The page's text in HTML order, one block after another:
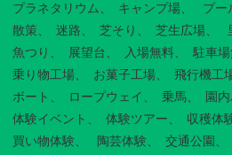
プラネタリウム
キャンプ場 プー
散策
迷路 芝そり 芝生広場
魚つり
展望台 入場無料 駐車
乗り物工場
お菓子工場 飛行機工
ボート
ロープウェイ 乗馬 園
体験イベント
体験ツアー 収穫体
買い物体験
陶芸体験 交通公園